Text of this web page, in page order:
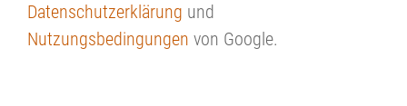
Datenschutzerklärung und
Nutzungsbedingungen von Google.